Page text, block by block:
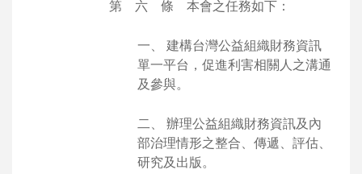
第 六 條 本會之任務如下：
一、 建構台灣公益組織財務資訊
單一平台，促進利害相關人之溝通
及參與。
二、 辦理公益組織財務資訊及內
部治理情形之整合、傳遞、評估、
研究及出版。